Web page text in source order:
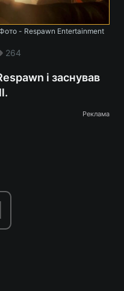
- Respawn Entertainment
264
і заснував
Реклама